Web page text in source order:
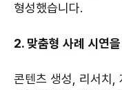
형성했습니다.
2. 맞춤형 사례 시연
콘텐츠 생성, 리서치,